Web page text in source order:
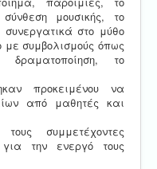
μουσικής, το
στο μύθο
με συμβολισμούς όπως
το
προκειμένου να
από μαθητές και
συμμετέχοντες
για την ενεργό τους